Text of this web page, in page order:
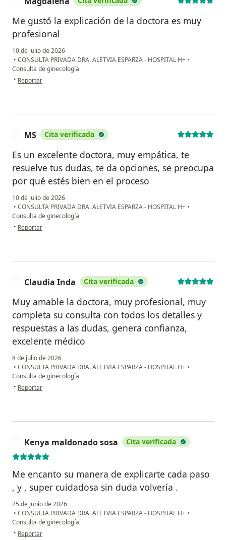
Me gustó la explicación de la doctora es muy
profesional
10 de julio de 2026
• CONSULTA PRIVADA DRA. ALETVIA ESPARZA - HOSPITAL H+ •
Consulta de ginecología
• en opinión del usuario Magdalena
Reportar
MS Cita verificada
Es un excelente doctora, muy empática, te
resuelve tus dudas, te da opciones, se preocupa
por qué estés bien en el proceso
10 de julio de 2026
• CONSULTA PRIVADA DRA. ALETVIA ESPARZA - HOSPITAL H+ •
Consulta de ginecología
• en opinión del usuario MS
Reportar
Claudia Inda Cita verificada
Muy amable la doctora, muy profesional, muy
completa su consulta con todos los detalles y
respuestas a las dudas, genera confianza,
excelente médico
8 de julio de 2026
• CONSULTA PRIVADA DRA. ALETVIA ESPARZA - HOSPITAL H+ •
Consulta de ginecología
• en opinión del usuario Claudia Inda
Reportar
Kenya maldonado sosa Cita verificada
Me encanto su manera de explicarte cada paso
, y , super cuidadosa sin duda volvería .
25 de junio de 2026
• CONSULTA PRIVADA DRA. ALETVIA ESPARZA - HOSPITAL H+ •
Consulta de ginecología
• en opinión del usuario Kenya maldonado sosa
Reportar